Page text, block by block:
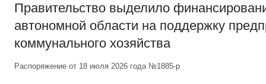
Правительство выделило
автономной области на поддержку
коммунального хозяйства
Распоряжение от 18 июля 2026 года №1885-р